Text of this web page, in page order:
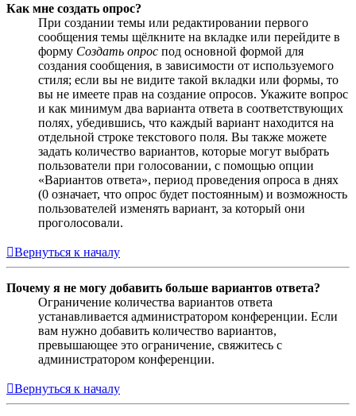
Как мне создать опрос?
При создании темы или редактировании первого
сообщения темы щёлкните на вкладке или перейдите в
форму Создать опрос под основной формой для
создания сообщения, в зависимости от используемого
стиля; если вы не видите такой вкладки или формы, то
вы не имеете прав на создание опросов. Укажите вопрос
и как минимум два варианта ответа в соответствующих
полях, убедившись, что каждый вариант находится на
отдельной строке текстового поля. Вы также можете
задать количество вариантов, которые могут выбрать
пользователи при голосовании, с помощью опции
«Вариантов ответа», период проведения опроса в днях
(0 означает, что опрос будет постоянным) и возможность
пользователей изменять вариант, за который они
проголосовали.
Вернуться к началу
Почему я не могу добавить больше вариантов ответа?
Ограничение количества вариантов ответа
устанавливается администратором конференции. Если
вам нужно добавить количество вариантов,
превышающее это ограничение, свяжитесь с
администратором конференции.
Вернуться к началу